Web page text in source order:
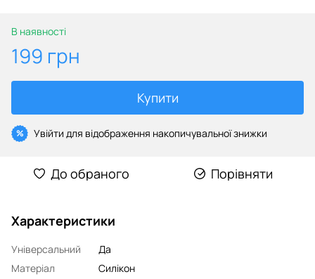
В наявності
199 грн
Купити
% Увійти для відображення накопичувальної знижки
До обраного Порівняти
Характеристики
Універсальний
Да
Матеріал
Силікон